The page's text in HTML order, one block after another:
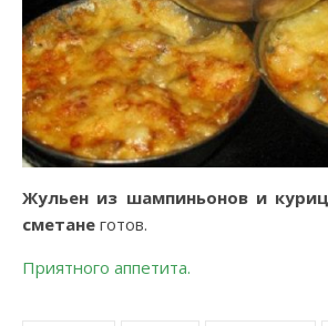
Жульен из шампиньонов и
сметане готов.
Приятного аппетита.